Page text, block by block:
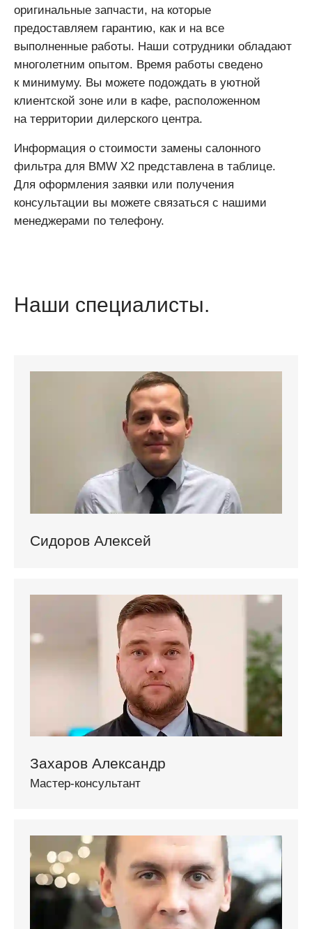
оригинальные запчасти, на которые
предоставляем гарантию, как и на все
выполненные работы. Наши сотрудники обладают
многолетним опытом. Время работы сведено
к минимуму. Вы можете подождать в уютной
клиентской зоне или в кафе, расположенном
на территории дилерского центра.
Информация о стоимости замены салонного
фильтра для BMW X2 представлена в таблице.
Для оформления заявки или получения
консультации вы можете связаться с нашими
менеджерами по телефону.
Наши специалисты.
Сидоров Алексей
Захаров Александр
Мастер-консультант